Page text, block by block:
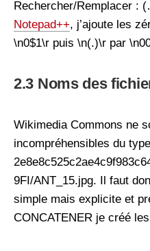
Rechercher/Remplacer
Notepad++, j’ajoute les
\n0$1\r puis \n(.)\r par
2.3 Noms des
Wikimedia Commons ne
incompréhensibles du type
9FI/ANT_15.jpg. Il faut
simple mais explicite et
CONCATENER je créé